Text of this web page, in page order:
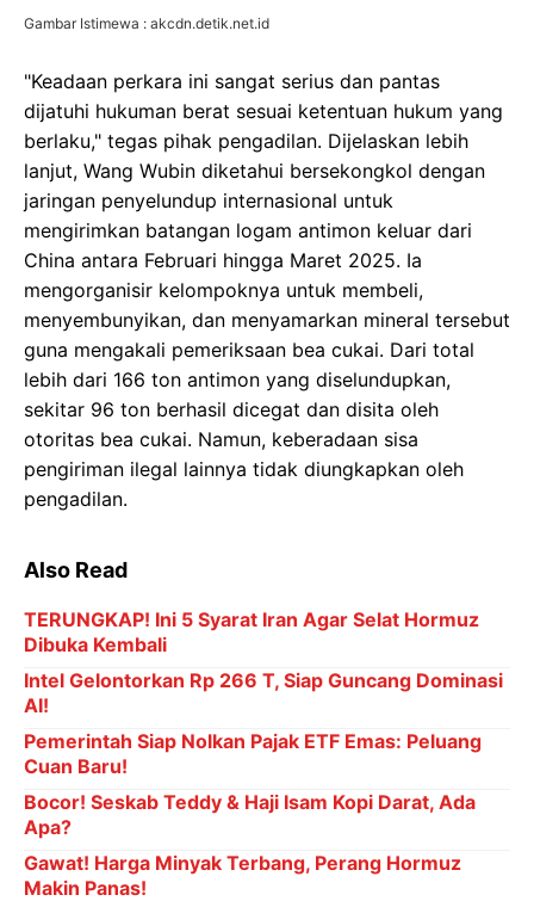
Gambar Istimewa : akcdn.detik.net.id
"Keadaan perkara ini sangat serius dan pantas
dijatuhi hukuman berat sesuai ketentuan hukum yang
berlaku," tegas pihak pengadilan. Dijelaskan lebih
lanjut, Wang Wubin diketahui bersekongkol dengan
jaringan penyelundup internasional untuk
mengirimkan batangan logam antimon keluar dari
China antara Februari hingga Maret 2025. Ia
mengorganisir kelompoknya untuk membeli,
menyembunyikan, dan menyamarkan mineral tersebut
guna mengakali pemeriksaan bea cukai. Dari total
lebih dari 166 ton antimon yang diselundupkan,
sekitar 96 ton berhasil dicegat dan disita oleh
otoritas bea cukai. Namun, keberadaan sisa
pengiriman ilegal lainnya tidak diungkapkan oleh
pengadilan.
Also Read
TERUNGKAP! Ini 5 Syarat Iran Agar Selat Hormuz
Dibuka Kembali
Intel Gelontorkan Rp 266 T, Siap Guncang Dominasi
AI!
Pemerintah Siap Nolkan Pajak ETF Emas: Peluang
Cuan Baru!
Bocor! Seskab Teddy & Haji Isam Kopi Darat, Ada
Apa?
Gawat! Harga Minyak Terbang, Perang Hormuz
Makin Panas!